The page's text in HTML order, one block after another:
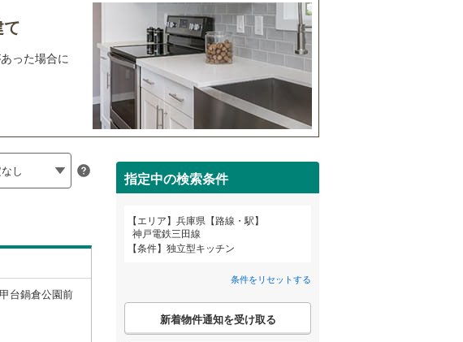
った場合に
台鍋倉公園前
指定中の検索条件
エリア
兵庫県【路線・駅】
神戸電鉄三田線
条件
独立型キッチン
条件をリセットする
こ
新着物件通知を受け取る
和歌山
山口
鹿児島
条件をリセットする
明石市(4)
芦屋市(3)
豊岡市 (0)
西脇市(0)
三田市(1)
朝来市(0)
3) 多可郡多可町(0)
神崎郡市川町(0)
条件をリセットする
る 条件をリセットする
阪急伊丹線(4)
阪神本線(12)
能勢電鉄妙見線
山陽電鉄網干線(0)
北条鉄道(0)
条件をリセットする
る 条件をリセットする
トイレ２か所（
）
ジ 太陽光発電システム（ 0）
（ 間取り変更可能（0）
3階建て以上（0）
0） 小学校まで1km以内（2）
る 条件をリセットする
を見る
を見る